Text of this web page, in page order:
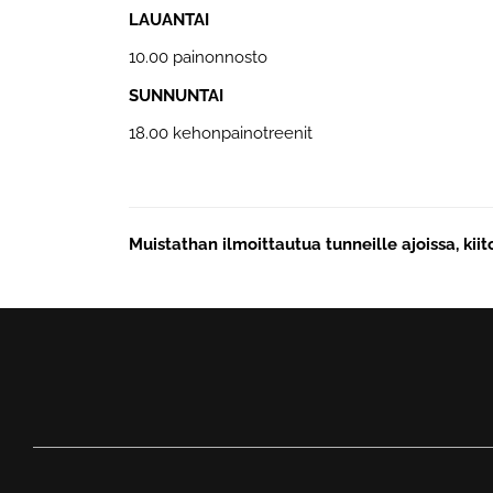
LAUANTAI
10.00 painonnosto
SUNNUNTAI
18.00 kehonpainotreenit
Muistathan ilmoittautua tunneille ajoissa,